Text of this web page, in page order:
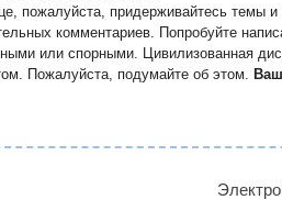
пожалуйста, придерживайтесь темы и
комментариев. Попробуйте
или спорными. Цивилизованная
Пожалуйста, подумайте об этом.